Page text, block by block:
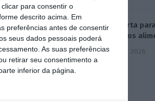
para consentir o
descrito acima. Em
preferências antes de consentir
seus dados pessoais poderá
As suas preferências
retirar seu consentimento a
inferior da página.
FAO alerta
de preços
5 Agosto 2026